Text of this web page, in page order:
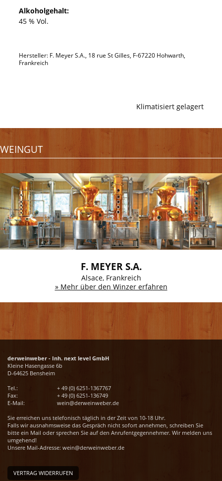
Alkoholgehalt:
45 % Vol.
Hersteller: F. Meyer S.A., 18 rue St Gilles, F-67220 Hohwarth,
Frankreich
Klimatisiert gelagert
WEINGUT
F. MEYER S.A.
Alsace, Frankreich
» Mehr über den Winzer erfahren
derweinweber - Inh. next level GmbH
Kleine Hasengasse 6b
D-64625 Bensheim
Tel.:
+ 49 (0) 6251-1367767
Fax:
+ 49 (0) 6251-136749
E-Mail:
wein@derweinweber.de
Sie erreichen uns telefonisch täglich in der Zeit von 10-18 Uhr.
Falls wir ausnahmsweise das Gespräch nicht sofort annehmen, schreiben Sie
bitte ein Mail oder sprechen Sie auf den Anrufentgegennehmer. Wir melden uns
umgehend!
Unsere Mail-Adresse: wein@derweinweber.de
VERTRAG WIDERRUFEN